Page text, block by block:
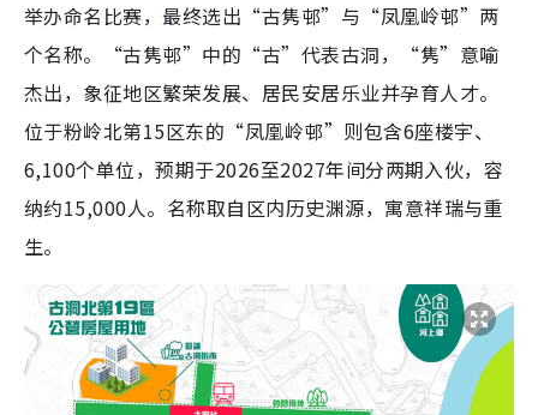
举办命名比赛，最终选出“古隽邨”与“凤凰岭邨”两
个名称。“古隽邨”中的“古”代表古洞，“隽”意喻
杰出，象征地区繁荣发展、居民安居乐业并孕育人才。
位于粉岭北第15区东的“凤凰岭邨”则包含6座楼宇、
6,100个单位，预期于2026至2027年间分两期入伙，容
纳约15,000人。名称取自区内历史渊源，寓意祥瑞与重
生。